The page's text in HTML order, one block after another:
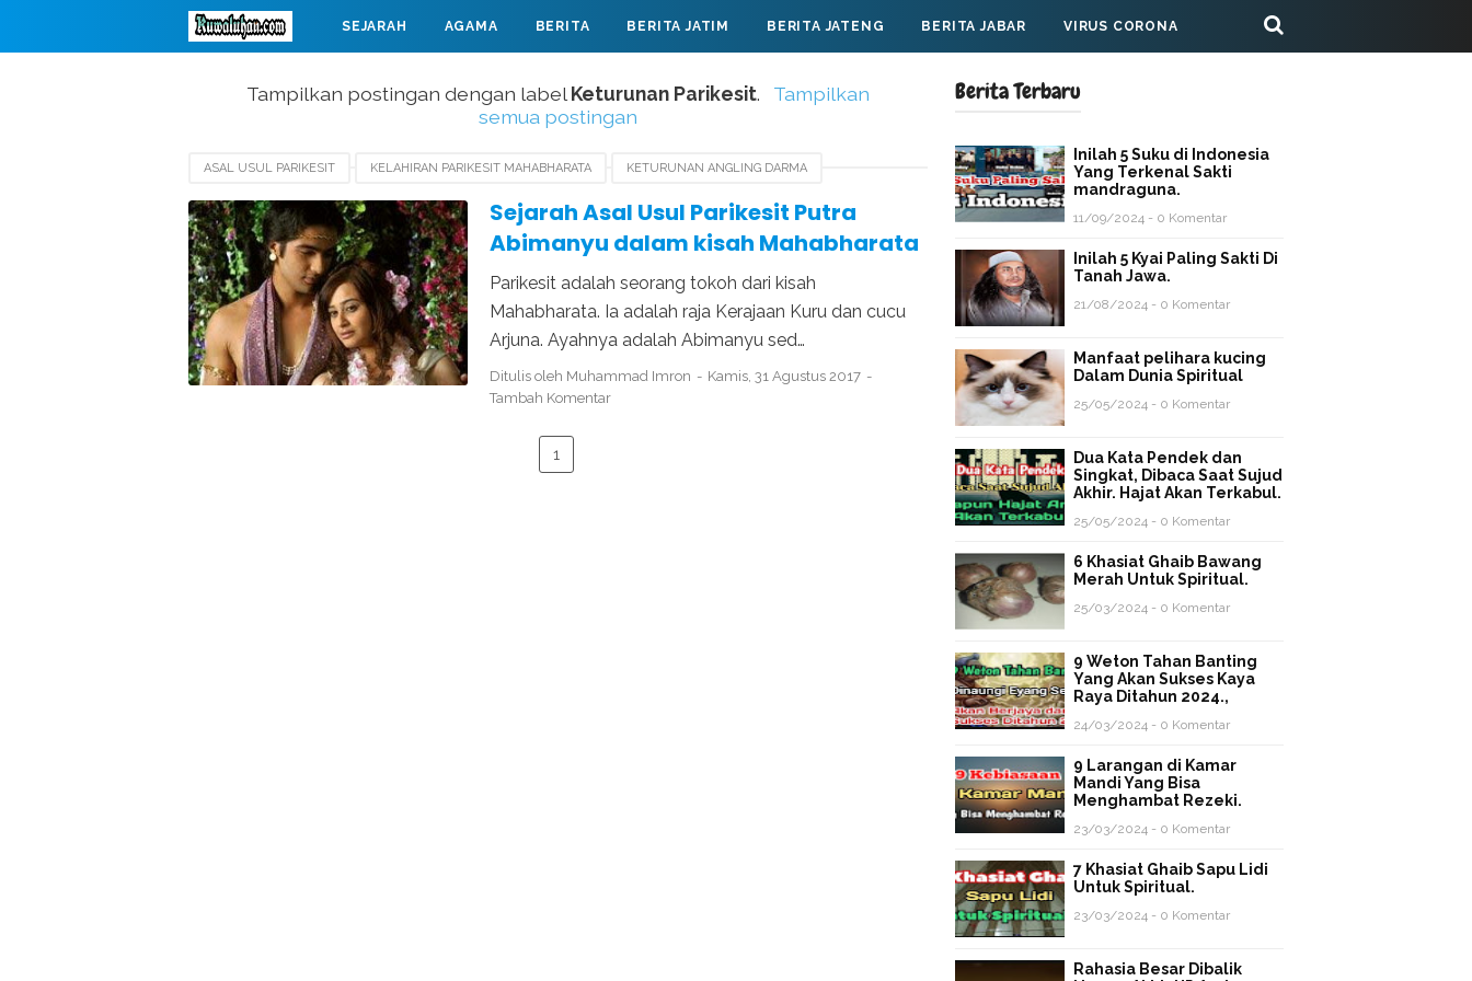
SEJARAH AGAMA BERITA BERITA JATIM BERITA JATENG BERITA JABAR VIRUS CORONA
Tampilkan postingan dengan labelKeturunan Parikesit.
Tampilkan
semua postingan
ASAL USUL PARIKESIT KELAHIRAN PARIKESIT MAHABHARATA KETURUNAN ANGLING DARMA
KETURUNAN ARJUNA KETURUNAN BIMA KETURUNAN PANDAWA KETURUNAN PARIKESIT
Sejarah Asal Usul Parikesit Putra
Abimanyu dalam kisah Mahabharata
Parikesit adalah seorang tokoh dari kisah
Mahabharata. Ia adalah raja Kerajaan Kuru dan cucu
Arjuna. Ayahnya adalah Abimanyu sed…
Ditulis oleh Muhammad Imron
Kamis, 31 Agustus 2017
Tambah Komentar
1
Berita Terbaru
Inilah 5 Suku di Indonesia
Yang Terkenal Sakti
mandraguna.
11/09/2024 - 0 Komentar
Inilah 5 Kyai Paling Sakti Di
Tanah Jawa.
21/08/2024 - 0 Komentar
Manfaat pelihara kucing
Dalam Dunia Spiritual
25/05/2024 - 0 Komentar
Dua Kata Pendek dan
Singkat, Dibaca Saat Sujud
Akhir. Hajat Akan Terkabul.
25/05/2024 - 0 Komentar
6 Khasiat Ghaib Bawang
Merah Untuk Spiritual.
25/03/2024 - 0 Komentar
9 Weton Tahan Banting
Yang Akan Sukses Kaya
Raya Ditahun 2024.,
24/03/2024 - 0 Komentar
9 Larangan di Kamar
Mandi Yang Bisa
Menghambat Rezeki.
23/03/2024 - 0 Komentar
7 Khasiat Ghaib Sapu Lidi
Untuk Spiritual.
23/03/2024 - 0 Komentar
Rahasia Besar Dibalik